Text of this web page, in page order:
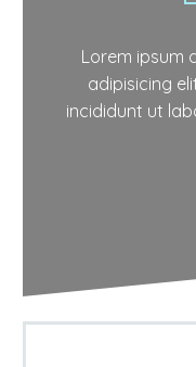
Lorem ipsum
adipisicing
incididunt ut